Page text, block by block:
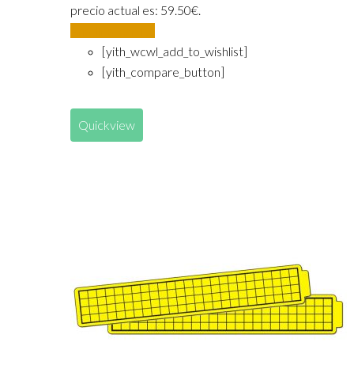
precio actual es: 59.50€.
[yith_wcwl_add_to_wishlist]
[yith_compare_button]
Quickview